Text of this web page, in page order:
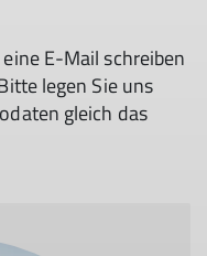
E-Mail schreiben
legen Sie uns
gleich das